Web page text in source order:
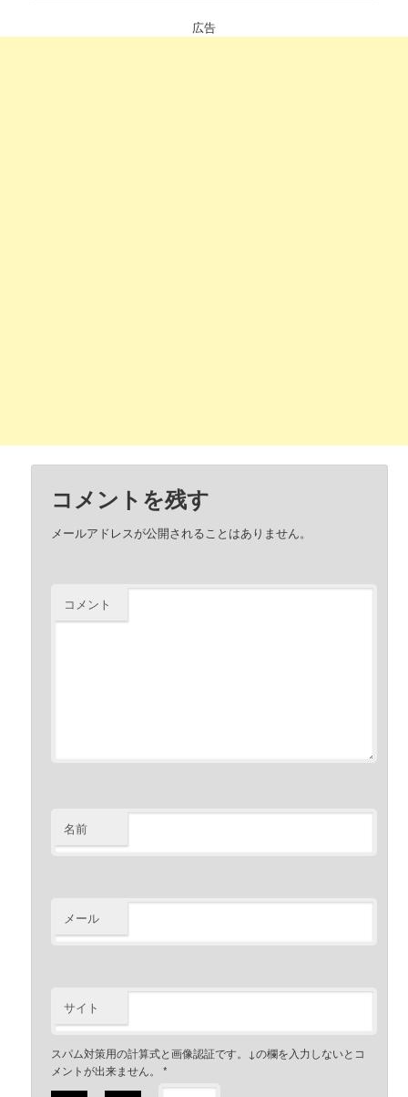
広告
コメントを残す
メールアドレスが公開されることはありません。
コメント
名前
メール
サイト
スパム対策用の計算式と画像認証です。↓の欄を入力しないとコ
メントが出来ません。
*